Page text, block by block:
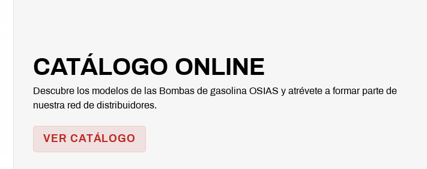
CATÁLOGO ONLINE
Descubre los modelos de las Bombas de gasolina OSIAS y atrévete a formar parte de
nuestra red de distribuidores.
VER CATÁLOGO